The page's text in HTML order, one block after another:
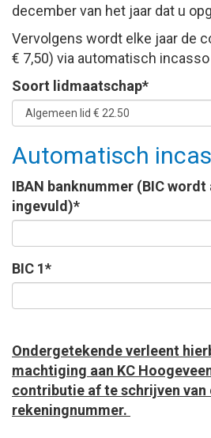
december van het jaar dat u
Vervolgens wordt elke jaar de
€ 7,50) via automatisch
Soort lidmaatschap*
Automatisch
IBAN banknummer (BIC
ingevuld)*
BIC 1*
Ondergetekende verleent
machtiging aan KC
contributie af te schrijven van
rekeningnummer.